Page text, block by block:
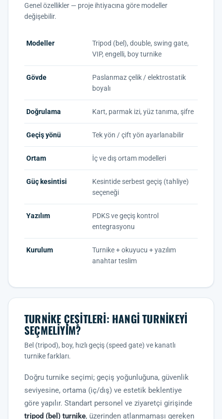
Genel özellikler — proje ihtiyacına göre modeller
değişebilir.
Modeller
Tripod (bel), double, swing gate,
VIP, engelli, boy turnike
Gövde
Paslanmaz çelik / elektrostatik
boyalı
Doğrulama Kart, parmak izi, yüz tanıma, şifre
Geçiş yönü Tek yön / çift yön ayarlanabilir
Ortam İç ve dış ortam modelleri
Güç kesintisi
Kesintide serbest geçiş (tahliye)
seçeneği
Yazılım
PDKS ve geçiş kontrol
entegrasyonu
Kurulum
Turnike + okuyucu + yazılım
anahtar teslim
TURNIKE ÇEŞITLERI: HANGI TURNIKEYI
SEÇMELIYIM?
Bel (tripod), boy, hızlı geçiş (speed gate) ve kanatlı
turnike farkları.
Doğru turnike seçimi; geçiş yoğunluğuna, güvenlik
seviyesine, ortama (iç/dış) ve estetik beklentiye
göre yapılır. Standart personel ve ziyaretçi girişinde
tripod (bel) turnike, üzerinden atlanmaması gereken